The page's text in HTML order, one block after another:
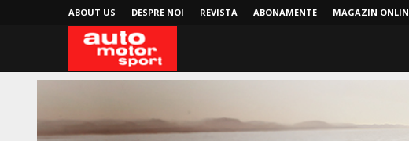
ABOUT US DESPRE NOI REVISTA ABONAMENTE MAGAZIN